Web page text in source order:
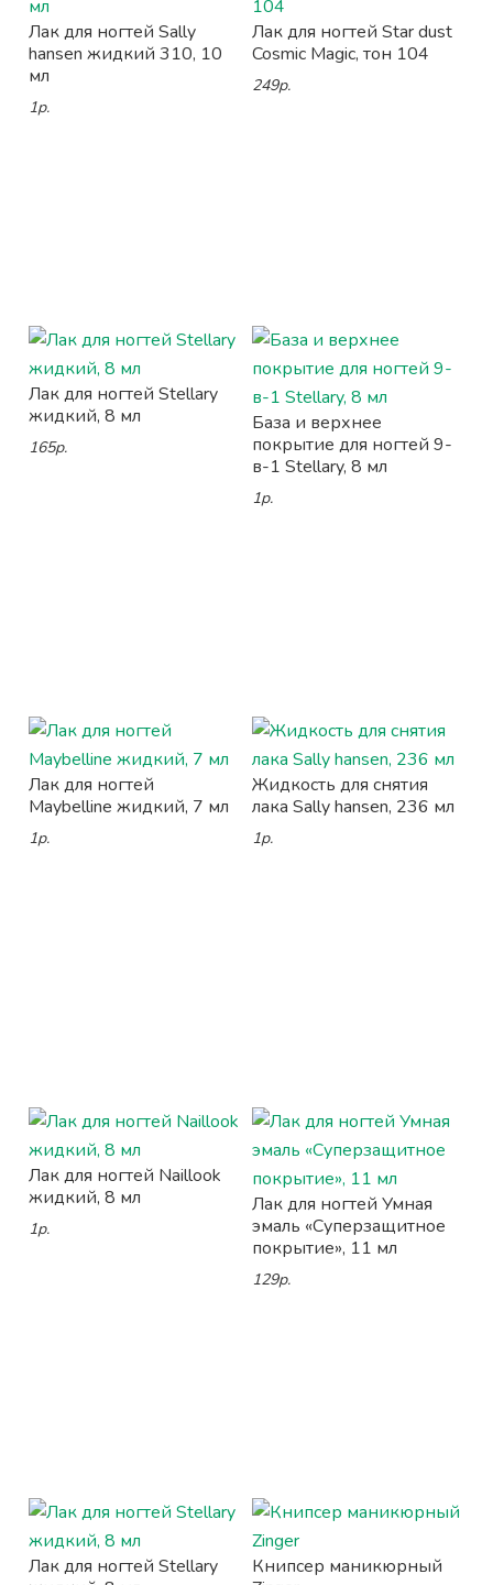
Лак для ногтей Sally
hansen жидкий 310, 10
мл
1р.
Лак для ногтей Star dust
Cosmic Magic, тон 104
249р.
Лак для ногтей Stellary
жидкий, 8 мл
165р.
База и верхнее
покрытие для ногтей 9-
в-1 Stellary, 8 мл
1р.
Лак для ногтей
Maybelline жидкий, 7 мл
1р.
Жидкость для снятия
лака Sally hansen, 236 мл
1р.
Лак для ногтей Naillook
жидкий, 8 мл
1р.
Лак для ногтей Умная
эмаль «Суперзащитное
покрытие», 11 мл
129р.
Лак для ногтей Stellary
Книпсер маникюрный